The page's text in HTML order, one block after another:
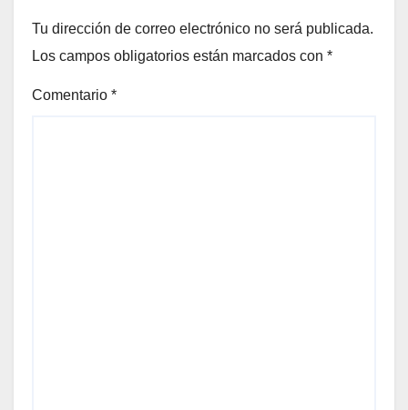
Tu dirección de correo electrónico no será publicada.
Los campos obligatorios están marcados con *
Comentario *